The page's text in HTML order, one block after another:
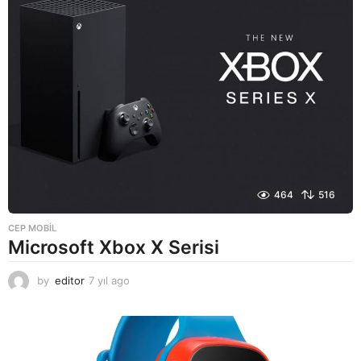
464 516
CEP MOBIL
Microsoft Xbox X Serisi
by editor 7 yıl ago